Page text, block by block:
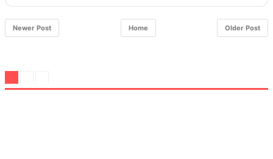
Newer Post Older Post
Home